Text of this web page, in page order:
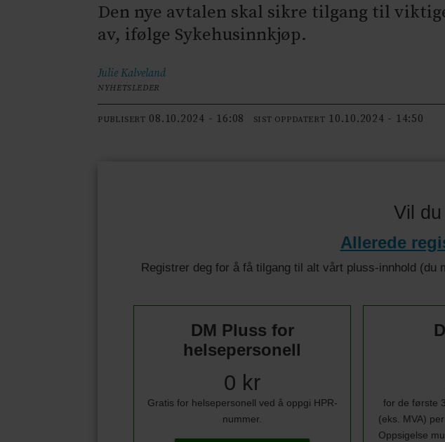
Den nye avtalen skal sikre tilgang til
av, ifølge Sykehusinnkjøp.
Julie Kalveland
NYHETSLEDER
PUBLISERT 08.10.2024 - 16:08 SIST OPPDATERT 10.10.2024 - 14:50
Vil
Allerede
Registrer deg for å få tilgang til alt vårt pluss-innhold
DM Pluss for
helsepersonell
0 kr
Gratis for helsepersonell ved å oppgi HPR-
nummer.
for de første
(eks. MVA)
Oppsigelse